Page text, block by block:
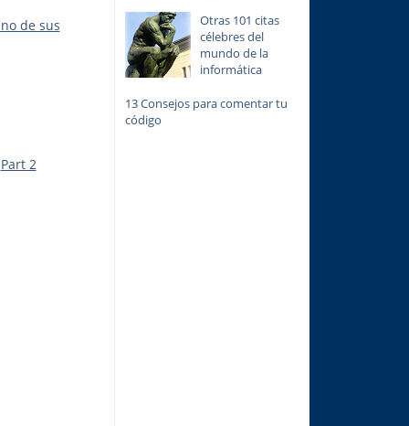
de sus
Part 2
Otras 101 citas
célebres del
mundo de la
informática
13 Consejos para comentar tu
código